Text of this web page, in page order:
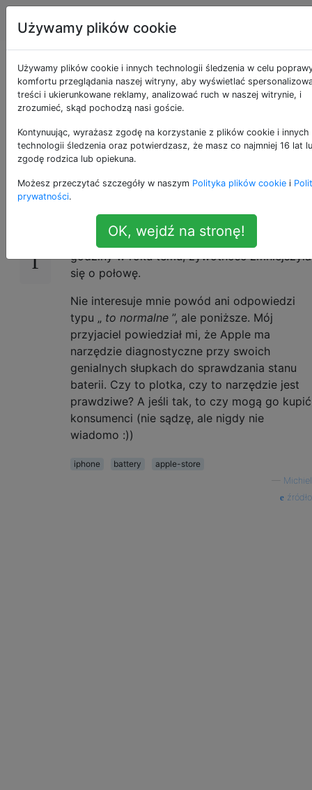
Apple Tagi
Narzędzie do
diagnostyki baterii w
Apple Genius Bars
18
Mam rocznego iPhone'a 5, a jego wydajność
ostatnich kilku miesięcy. Ponieważ mogłem
korzystać z mojego iPhone'a ponad 24
godziny w roku temu, żywotność zmniejszyła
się o połowę.
Nie interesuje mnie powód ani odpowiedzi
typu „ to normalne ”, ale poniższe. Mój
przyjaciel powiedział mi, że Apple ma
narzędzie diagnostyczne przy swoich
genialnych słupkach do sprawdzania stanu
baterii. Czy to plotka, czy to narzędzie jest
prawdziwe? A jeśli tak, to czy mogą go kupić
konsumenci (nie sądzę, ale nigdy nie
wiadomo :))
iphone battery
apple-store
Michiel
źródło
Używamy plików cookie
Używamy plików cookie i innych technologii śledzenia w celu
komfortu przeglądania naszej witryny, aby wyświetlać
treści i ukierunkowane reklamy, analizować ruch w naszej witrynie, i
zrozumieć, skąd pochodzą nasi goście.
Kontynuując, wyrażasz zgodę na korzystanie z plików cookie i innych
technologii śledzenia oraz potwierdzasz, że masz co najmniej 16 lat
zgodę rodzica lub opiekuna.
Możesz przeczytać szczegóły w naszym Polityka plików cookie i
prywatności.
OK, wejdź na stronę!